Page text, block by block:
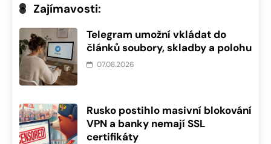
Zajímavosti:
Telegram umožní vkládat do
článků soubory, skladby a polohu
07.08.2026
Rusko postihlo masivní blokování
VPN a banky nemají SSL
certifikáty